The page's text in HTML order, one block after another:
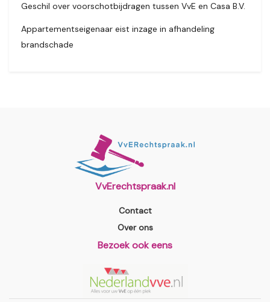
Geschil over voorschotbijdragen tussen VvE en Casa B.V.
Appartementseigenaar eist inzage in afhandeling
brandschade
VvErechtspraak.nl
Contact
Over ons
Bezoek ook eens